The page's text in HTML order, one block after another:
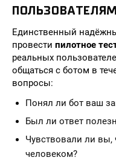
Единственный
провести пилотное
реальных
общаться с ботом в
вопросы:
Понял ли бот ваш
Был ли ответ
Чувствовали ли вы,
человеком?